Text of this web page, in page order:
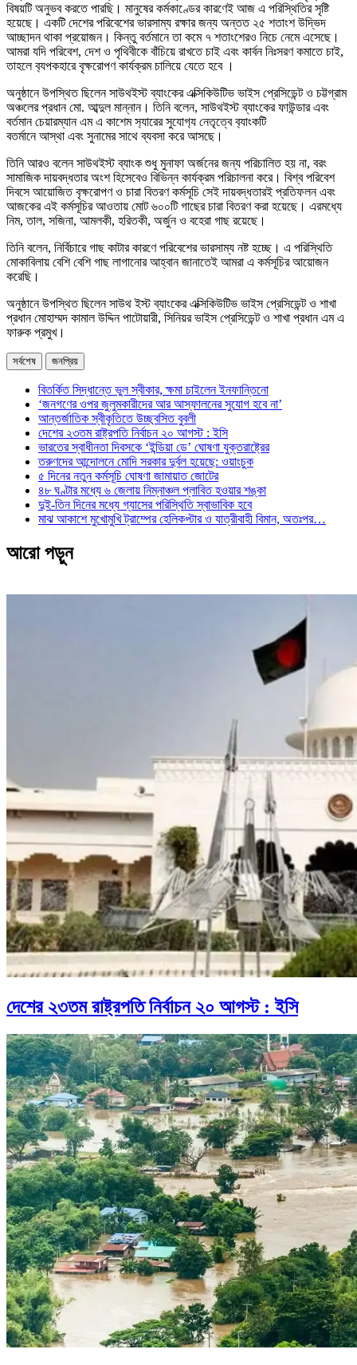
বিষয়টি অনুভব করতে পারছি। মানুষের কর্মকাণ্ডের কারণেই আজ এ পরিস্থিতির সৃষ্টি
হয়েছে। একটি দেশের পরিবেশের ভারসাম্য রক্ষার জন্য অন্তত ২৫ শতাংশ উদ্ভিদ
আচ্ছাদন থাকা প্রয়োজন। কিন্তু বর্তমানে তা কমে ৭ শতাংশেরও নিচে নেমে এসেছে।
আমরা যদি পরিবেশ, দেশ ও পৃথিবীকে বাঁচিয়ে রাখতে চাই এবং কার্বন নিঃসরণ কমাতে চাই,
তাহলে ব‍্যপকহারে বৃক্ষরোপণ কার্যক্রম চালিয়ে যেতে হবে ।
অনুষ্ঠানে উপস্থিত ছিলেন সাউথইস্ট ব্যাংকের এক্সিকিউটিভ ভাইস প্রেসিডেন্ট ও চট্টগ্রাম
অঞ্চলের প্রধান মো. আব্দুল মান্নান। তিনি বলেন, সাউথইস্ট ব্যাংকের ফাউন্ডার এবং
বর্তমান চেয়ারম্যান এম এ কাশেম স‍্যারের সুযোগ‍্য নেতৃত্বে ব‍্যাংকটি
বতর্মানে আস্থা এবং সুনামের সাথে ব্যবসা করে আসছে।
তিনি আরও বলেন সাউথইস্ট ব্যাংক শুধু মুনাফা অর্জনের জন্য পরিচালিত হয় না, বরং
সামাজিক দায়বদ্ধতার অংশ হিসেবেও বিভিন্ন কার্যক্রম পরিচালনা করে। বিশ্ব পরিবেশ
দিবসে আয়োজিত বৃক্ষরোপণ ও চারা বিতরণ কর্মসূচি সেই দায়বদ্ধতারই প্রতিফলন এবং
আজকের এই কর্মসূচির আওতায় মোট ৬০০টি গাছের চারা বিতরণ করা হয়েছে। এরমধ্যে
নিম, তাল, সজিনা, আমলকী, হরিতকী, অর্জুন ও বহেরা গাছ রয়েছে।
তিনি বলেন, নির্বিচারে গাছ কাটার কারণে পরিবেশের ভারসাম্য নষ্ট হচ্ছে। এ পরিস্থিতি
মোকাবিলায় বেশি বেশি গাছ লাগানোর আহ্বান জানাতেই আমরা এ কর্মসূচির আয়োজন
করেছি।
অনুষ্ঠানে উপস্থিত ছিলেন সাউথ ইস্ট ব্যাংকের এক্সিকিউটিভ ভাইস প্রেসিডেন্ট ও শাখা
প্রধান মোহাম্মদ কামাল উদ্দিন পাটোয়ারী, সিনিয়র ভাইস প্রেসিডেন্ট ও শাখা প্রধান এম এ
ফারুক প্রমুখ।
সর্বশেষ জনপ্রিয়
বিতর্কিত সিদ্ধান্তে ভুল স্বীকার, ক্ষমা চাইলেন ইনফান্তিনো
‘জনগণের ওপর জুলুমকারীদের আর আস্ফালনের সুযোগ হবে না’
আন্তর্জাতিক স্বীকৃতিতে উচ্ছ্বসিত বুবলী
দেশের ২৩তম রাষ্ট্রপতি নির্বাচন ২০ আগস্ট : ইসি
ভারতের স্বাধীনতা দিবসকে ‘ইন্ডিয়া ডে’ ঘোষণা যুক্তরাষ্ট্রের
তরুণদের আন্দোলনে মোদি সরকার দুর্বল হয়েছে: ওয়াংচুক
৫ দিনের নতুন কর্মসূচি ঘোষণা জামায়াত জোটের
৪৮ ঘণ্টার মধ্যে ৬ জেলায় নিম্নাঞ্চল প্লাবিত হওয়ার শঙ্কা
দুই-তিন দিনের মধ্যে গ্যাসের পরিস্থিতি স্বাভাবিক হবে
মাঝ আকাশে মুখোমুখি ট্রাম্পের হেলিকপ্টার ও যাত্রীবাহী বিমান, অতঃপর…
আরো পড়ুন
দেশের ২৩তম রাষ্ট্রপতি নির্বাচন ২০ আগস্ট : ইসি